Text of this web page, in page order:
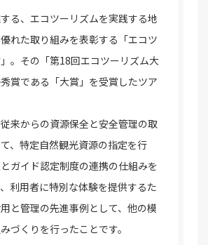
る、エコツーリズムを実践する地
れた取り組みを表彰する「エコツ
。その「第18回エコツーリズム大
賞である「大賞」を受賞したツア
来からの資源保全と安全管理の取
、特定自然観光資源の指定を行
ガイド認定制度の連携の仕組みを
利用者に特別な体験を提供するた
と管理の先進事例として、他の模
づくりを行ったことです。